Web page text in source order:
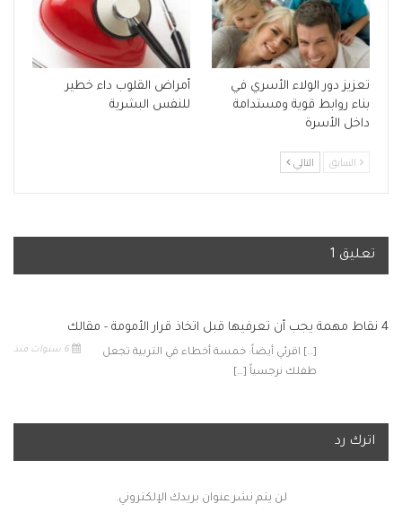
تعزيز دور الولاء الأسري في
بناء روابط قوية ومستدامة
داخل الأسرة
أمراض القلوب داء خطير
للنفس البشرية
السابق التالي
تعليق 1
4 نقاط مهمة يجب أن تعرفيها قبل اتخاذ قرار الأمومة - مقالك
[…] اقرئي أيضاً: خمسة أخطاء في التربية تجعل
طفلك نرجسياً […]
اترك رد
لن يتم نشر عنوان بريدك الإلكتروني.